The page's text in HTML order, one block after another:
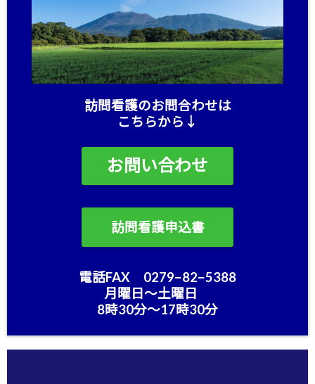
訪問看護のお問合わせは
こちらから↓
お問い合わせ
訪問看護申込書
電話FAX 0279−82−5388
月曜日〜土曜日
8時30分〜17時30分